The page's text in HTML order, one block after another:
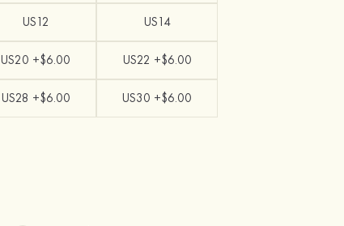
US12 US14
US20 +$6.00 US22 +$6.00
US28 +$6.00 US30 +$6.00